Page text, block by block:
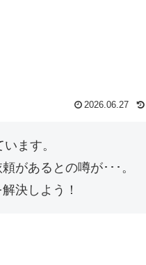
2026.06.27
ます。
があるとの噂が･･･。
決しよう！